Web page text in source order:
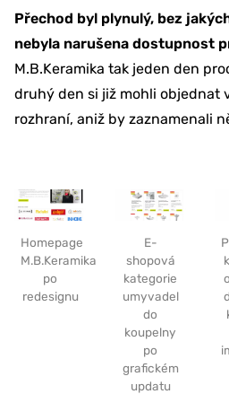
Přechod byl plynulý, bez
nebyla narušena dostupnost
M.B.Keramika tak jeden den
druhý den si již mohli objednat
rozhraní, aniž by zaznamenali
Homepage
M.B.Keramika
po
redesignu
E-
shopová
kategorie
umyvadel
do
koupelny
po
grafickém
updatu